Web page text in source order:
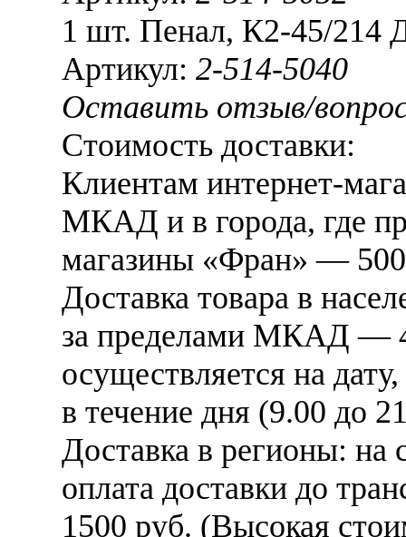
1 шт. Пенал, К2-45/214
Артикул: 2-514-5040
Оставить отзыв/
Стоимость доставки:
Клиентам интернет-
МКАД и в города, где
магазины «Фран» —
Доставка товара в
за пределами МКАД —
осуществляется на
в течение дня (9.00 до
Доставка в регионы:
оплата доставки до
1500 руб. (Высокая